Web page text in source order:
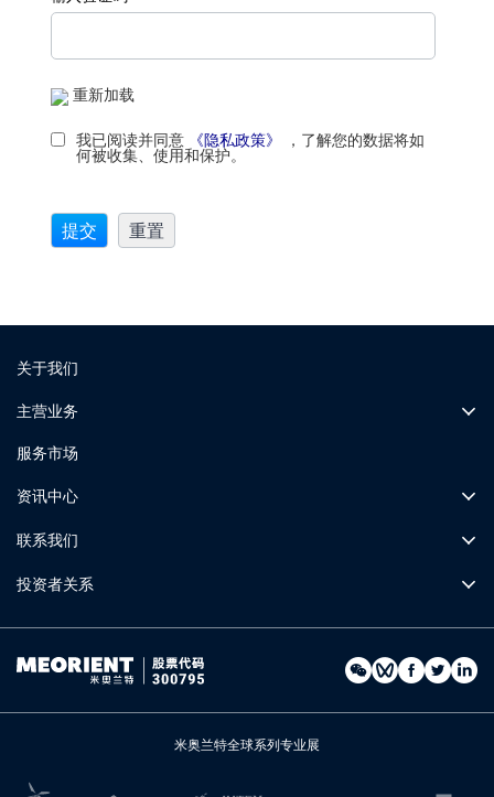
重新加载
我已阅读并同意 《隐私政策》
，了解您的数据将如
何被收集、使用和保护。
关于我们
主营业务
服务市场
资讯中心
联系我们
投资者关系
米奥兰特全球系列专业展